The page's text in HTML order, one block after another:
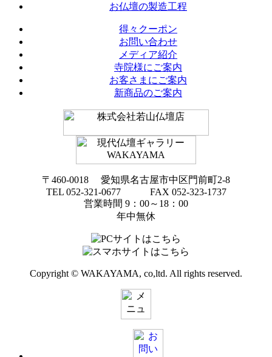
お仏壇の製造工程
得々クーポン
お問い合わせ
メディア紹介
寺院様にご案内
お客さまにご案内
新商品のご案内
〒460-0018 愛知県名古屋市中区門前町2-8
TEL 052-321-0677 FAX 052-323-1737
営業時間 9：00～18：00
年中無休
Copyright © WAKAYAMA, co,ltd. All rights reserved.